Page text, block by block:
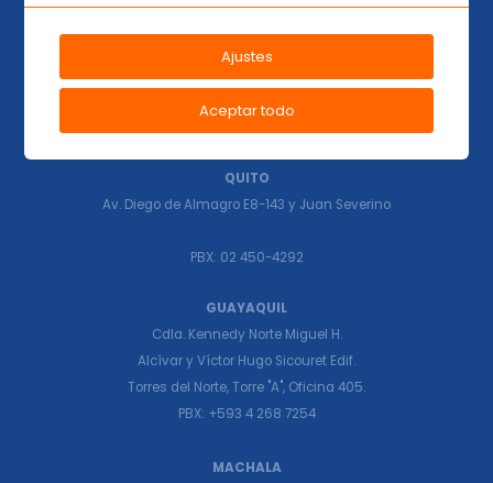
PBX: +593 7 415 1670
QUITO
Av. Diego de Almagro E8-143 y Juan Severino
PBX: 02 450-4292
GUAYAQUIL
Cdla. Kennedy Norte Miguel H.
Alcívar y Víctor Hugo Sicouret Edif.
Torres del Norte, Torre "A", Oficina 405.
PBX: +593 4 268 7254
MACHALA
Ajustes
Aceptar todo